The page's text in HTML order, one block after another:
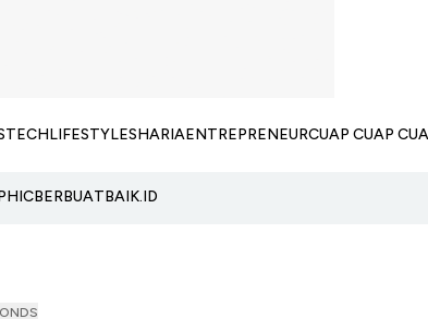
TECHLIFESTYLESHARIAENTREPRENEURCUAP CUAP
BERBUATBAIK.ID